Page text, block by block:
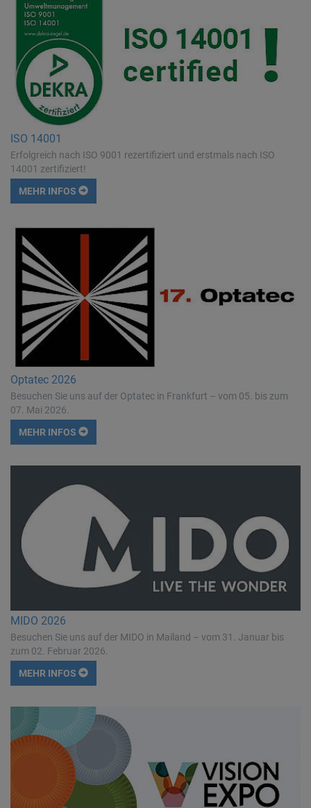
ISO 14001
Erfolgreich nach ISO 9001 rezertifiziert und erstmals nach ISO
14001 zertifiziert!
MEHR INFOS
Optatec 2026
Besuchen Sie uns auf der Optatec in Frankfurt – vom 05. bis zum
07. Mai 2026.
MEHR INFOS
MIDO 2026
Besuchen Sie uns auf der MIDO in Mailand – vom 31. Januar bis
zum 02. Februar 2026.
MEHR INFOS